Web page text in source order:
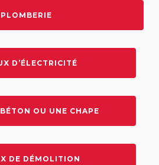
PLOMBERIE
D’ÉLECTRICITÉ
OU UNE CHAPE
DE DÉMOLITION